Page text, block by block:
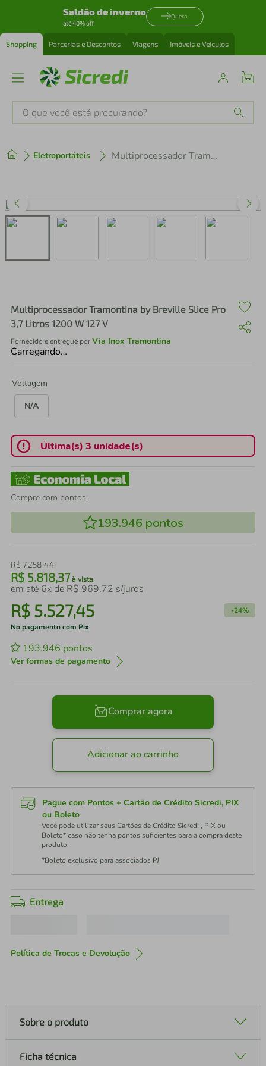
Saldão de inverno
até 40% off
Quero
Shopping Parcerias e Descontos Viagens Imóveis e Veículos
O que você está procurando?
Eletroportáteis Multiprocessador Tramontina by Breville Slice Pro 3,7 Litros 1200 W 127 V
Multiprocessador Tramontina by Breville Slice Pro
3,7 Litros 1200 W 127 V
Fornecido e entregue porVia Inox Tramontina
Carregando…
Voltagem
N/A
Última(s) 3 unidade(s)
Compre com pontos:
193.946 pontos
R$7.258,44
R$ 5.818,37 à vista
em até 6x de R$ 969,72 s/juros
R$ 5.527,45 -24%
No pagamento com Pix
193.946 pontos
Ver formas de pagamento
Comprar agora
Adicionar ao carrinho
Pague com Pontos + Cartão de Crédito Sicredi, PIX
ou Boleto
Você pode utilizar seus Cartões de Crédito Sicredi , PIX ou
Boleto* caso não tenha pontos suficientes para a compra deste
produto.
*Boleto exclusivo para associados PJ
Entrega
Política de Trocas e Devolução
Sobre o produto
Ficha técnica
2º cafeteira